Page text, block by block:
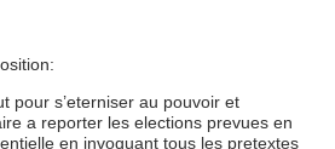
pour s’eterniser au pouvoir et
a reporter les elections prevues en
en invoquant tous les pretextes